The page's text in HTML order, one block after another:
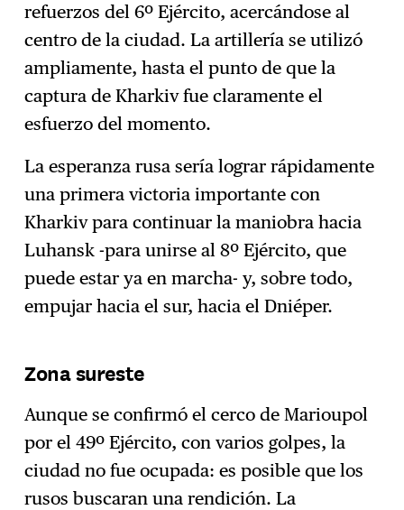
refuerzos del 6º Ejército, acercándose al
centro de la ciudad. La artillería se utilizó
ampliamente, hasta el punto de que la
captura de Kharkiv fue claramente el
esfuerzo del momento.
La esperanza rusa sería lograr rápidamente
una primera victoria importante con
Kharkiv para continuar la maniobra hacia
Luhansk -para unirse al 8º Ejército, que
puede estar ya en marcha- y, sobre todo,
empujar hacia el sur, hacia el Dniéper.
Zona sureste
Aunque se confirmó el cerco de Marioupol
por el 49º Ejército, con varios golpes, la
ciudad no fue ocupada: es posible que los
rusos buscaran una rendición. La